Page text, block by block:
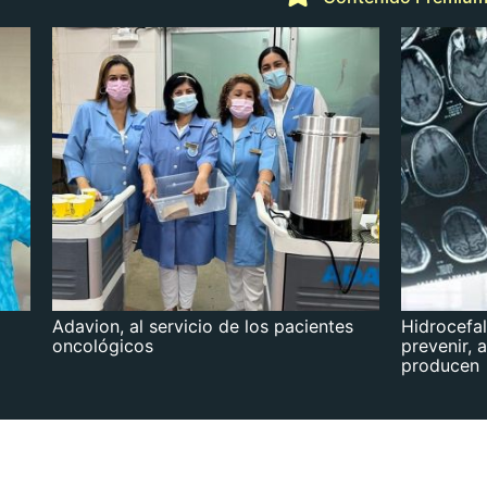
Adavion, al servicio de los pacientes
oncológicos
prevenir,
producen